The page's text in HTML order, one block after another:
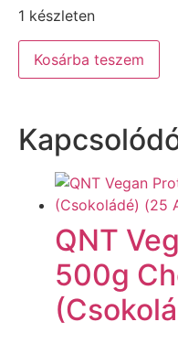
1 készleten
Kosárba teszem
QNT
500g